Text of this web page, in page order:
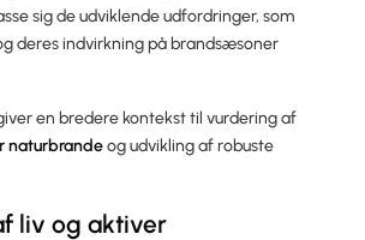
sig de udviklende udfordringer, som
deres indvirkning på brandsæsoner
en bredere kontekst til vurdering af
naturbrandeog udvikling af robuste
liv og aktiver